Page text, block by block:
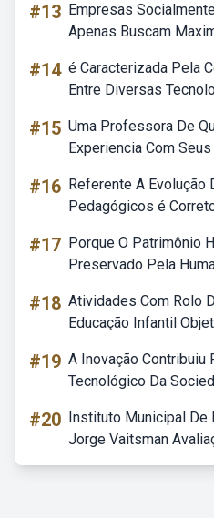
#13 Empresas
Apenas Buscam
#14 é Caracterizada Pela
Entre Diversas
#15 Uma Professora De
Experiencia Com
#16 Referente A Evolução
Pedagógicos é
#17 Porque O Patrimônio
Preservado Pela
#18 Atividades Com Rolo
Educação Infantil
#19 A Inovação Contribuiu
Tecnológico Da
#20 Instituto Municipal De
Jorge Vaitsman